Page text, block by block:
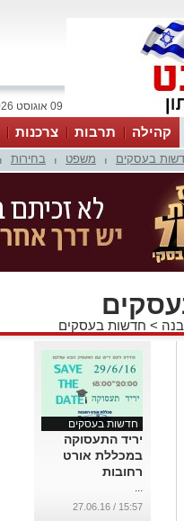
09 אוגוסט 2026 / 10:09
קהילה תרבות צרכנות
בעסקים משפט בחירות
> חדשות בעסקים
חדשות בעסקים
יריד התעסוקה
במכללת אורט
רחובות
...
15:57 / 27.06.16